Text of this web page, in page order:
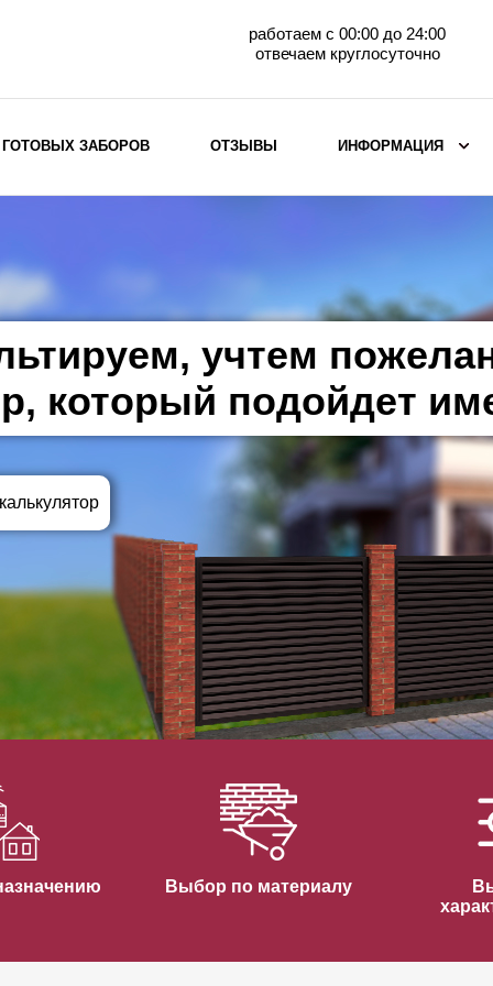
работаем с 00:00 до 24:00
отвечаем круглосуточно
горизонтального
Металлические заборы для дачи
Забор жалюзи с кирпичными столбами
Металлические заборы
Металлические ограждения
ВЫБОР ПО ХАРАКТЕРИСТИКАМ
Горизонтальные заборы
Высокие заборы
Красивые, дизайнерские заборы
ВЫБОР ПО СПОСОБУ МОНТАЖА
Заборы под ключ
Готовые заборы
Быстровозводимые заборы
ЗАБОРОВ ОТЗЫВЫ ИНФОРМАЦИЯ
учтем
который подойдет
Выбор по материалу